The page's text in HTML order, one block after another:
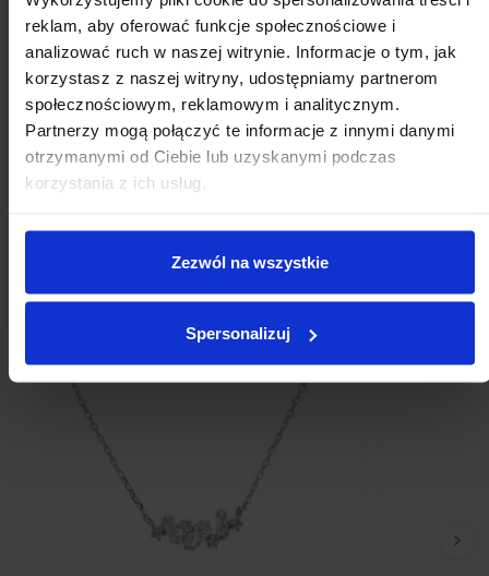
reklam, aby oferować funkcje społecznościowe i
analizować ruch w naszej witrynie. Informacje o tym, jak
korzystasz z naszej witryny, udostępniamy partnerom
społecznościowym, reklamowym i analitycznym.
Partnerzy mogą połączyć te informacje z innymi danymi
otrzymanymi od Ciebie lub uzyskanymi podczas
korzystania z ich usług.
Zezwól na wszystkie
Spersonalizuj
zł219.00 zł153.30
Add to cart
Customers who bought this
product also bought: